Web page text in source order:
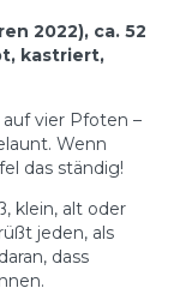
2022), ca. 52
kastriert,
vier Pfoten –
Wenn
das ständig!
klein, alt oder
jeden, als
dass